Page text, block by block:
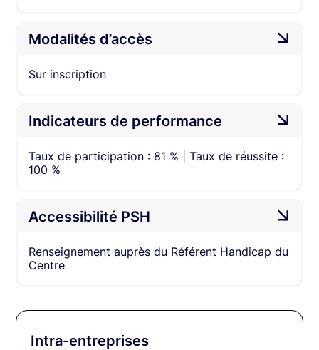
Modalités d’accès
Sur inscription
Indicateurs de performance
Taux de participation : 81 % | Taux de réussite :
100 %
Accessibilité PSH
Renseignement auprès du Référent Handicap du
Centre
Intra-entreprises